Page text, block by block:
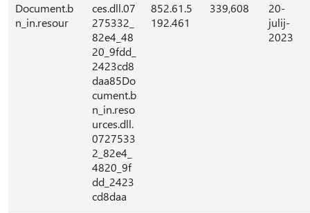
Document.b
n_in.resour
ces.dll.07
275332_
82e4_48
20_9fdd_
2423cd8
daa85Do
cument.b
n_in.reso
urces.dll.
0727533
2_82e4_
4820_9f
dd_2423
cd8daa
852.61.5
192.461
339,608
20-
julij-
2023